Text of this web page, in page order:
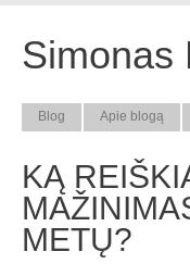
Simonas
Blog Apie blogą
KĄ
METŲ?